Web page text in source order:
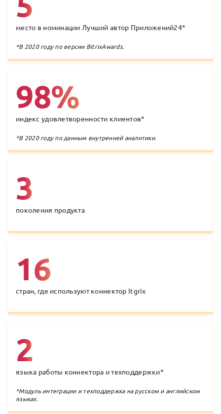
место в номинации Лучший автор Приложений24*
*В 2020 году по версии BitrixAwards.
98%
индекс удовлетворенности клиентов*
*В 2020 году по данным внутренней аналитики.
3
поколения продукта
16
стран, где используют коннектор Itgrix
2
языка работы коннектора и техподдержки*
*Модуль интеграции и техподдержка на русском и английском
языках.